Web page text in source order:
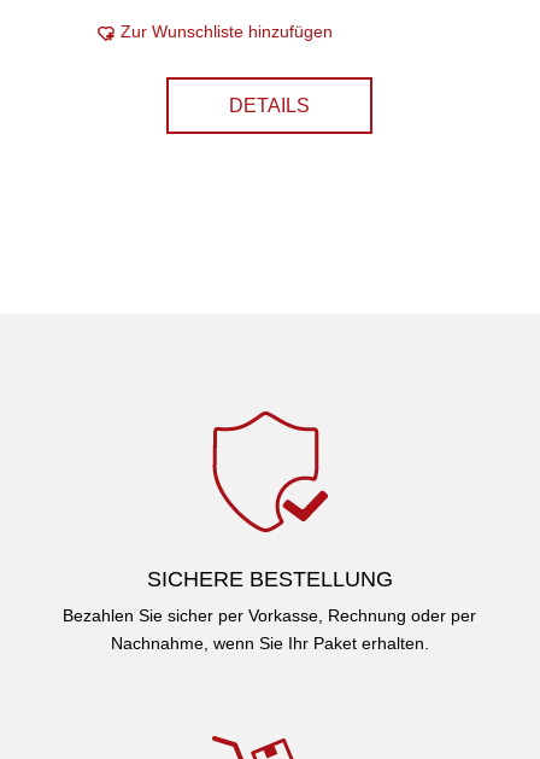
Zur Wunschliste hinzufügen
DETAILS
SICHERE BESTELLUNG
Bezahlen Sie sicher per Vorkasse, Rechnung oder per
Nachnahme, wenn Sie Ihr Paket erhalten.